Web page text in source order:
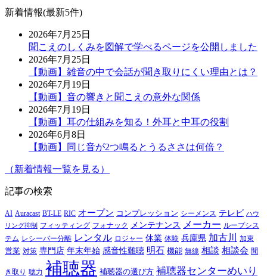
新着情報(最新5件)
2026年7月25日
聞こえのしくみを図解で学べるページを公開しました
2026年7月25日
【動画】雑音の中で会話が聞き取りにくい理由とは？
2026年7月19日
【動画】音の響きと聞こえの意外な関係
2026年7月19日
【動画】耳の仕組みを知る！外耳と中耳の役割
2026年6月8日
【動画】同じ音が2つ鳴るとうるささは何倍？
（新着情報一覧を見る）
記事の検索
AI Auracast BT-LE RIC オープン コンプレッション シーメンス テレビ ハウ
リング抑制
フィッティング フォナック メンテナンス メーカー ループシス
テム レシーバー分離 レンタル ロジャー 休業 体験 兵庫県 加古川 加東
営業 対策 専門店 年末年始 感音性難聴 明石 機能 無線 相談 相談会 聞
き取り 聴力 補聴器 補聴器の選び方 補聴器センターめいり